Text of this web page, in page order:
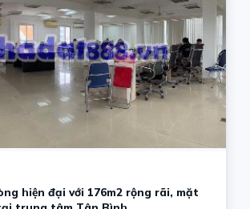
hiện đại với 176m2 rộng rãi, mặt